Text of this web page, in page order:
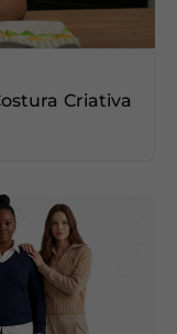
Criativa